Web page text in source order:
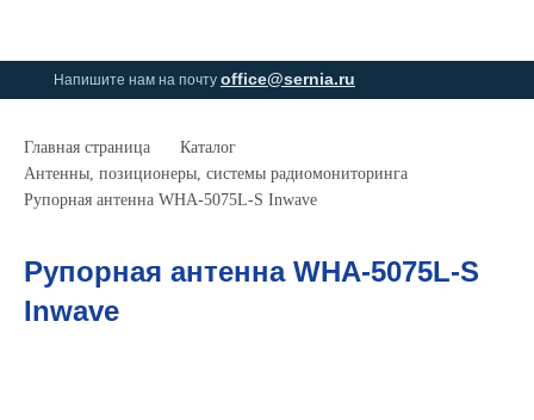
Напишите нам на почту office@sernia.ru
Главная страница
Каталог
Антенны, позиционеры, системы радиомониторинга
Рупорная антенна WHA-5075L-S Inwave
Рупорная антенна WHA-5075L-S
Inwave